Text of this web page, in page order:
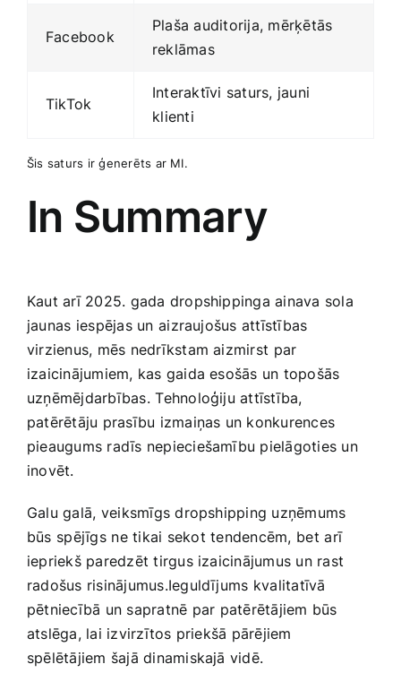
Facebook
Plaša auditorija, mērķētās
reklāmas
TikTok
Interaktīvi saturs, ​jauni
⁣klienti
Šis ​saturs ir ģenerēts ar MI.
In Summary
Kaut arī 2025. ​gada ​dropshippinga ainava sola
jaunas⁤ iespējas​ un⁢ aizraujošus‍ attīstības
virzienus, mēs nedrīkstam aizmirst ⁤par
izaicinājumiem, kas gaida esošās un topošās‌
uzņēmējdarbības.⁢ Tehnoloģiju attīstība,
patērētāju​ prasību izmaiņas un konkurences
pieaugums radīs nepieciešamību pielāgoties ‌un
inovēt.
Galu galā,⁢ veiksmīgs dropshipping uzņēmums
būs⁤ spējīgs ⁣ne tikai ⁣sekot tendencēm, ⁣bet ⁢arī‌
iepriekš paredzēt tirgus izaicinājumus un rast‌
radošus risinājumus.Ieguldījums ⁤kvalitatīvā⁤
pētniecībā un sapratnē par⁣ patērētājiem būs
atslēga, lai izvirzītos priekšā pārējiem⁢
spēlētājiem‍ šajā dinamiskajā ‌vidē.